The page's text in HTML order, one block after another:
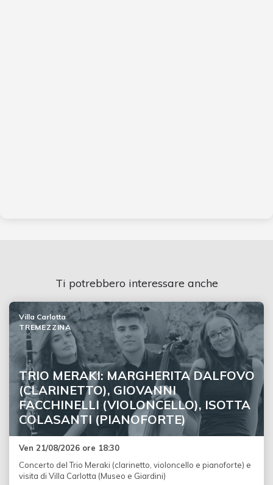
Ti potrebbero interessare anche
TRIO MERAKI: MARGHERITA DALFOVO
(CLARINETTO), GIOVANNI
FACCHINELLI (VIOLONCELLO), ISOTTA
COLASANTI (PIANOFORTE)
Villa Carlotta
TREMEZZINA
Ven 21/08/2026 ore 18:30
Concerto del Trio Meraki (clarinetto, violoncello e pianoforte) e
visita di Villa Carlotta (Museo e Giardini)